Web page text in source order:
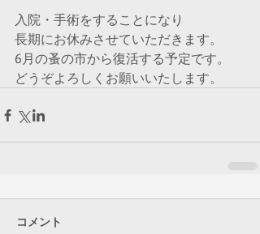
入院・手術をすることになり
長期にお休みさせていただきます。
6月の蚤の市から復活する予定です。
どうぞよろしくお願いいたします。
コメント